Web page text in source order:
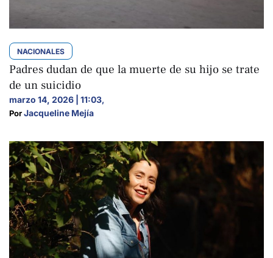
NACIONALES
Padres dudan de que la muerte de su hijo se trate
de un suicidio
marzo 14, 2026 | 11:03,
Por Jacqueline Mejía